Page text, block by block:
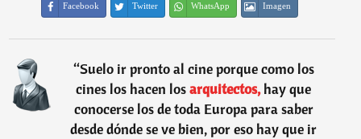
Facebook Twitter WhatsApp Imagen
“Suelo ir pronto al cine porque como los
cines los hacen losarquitectos,hay que
conocerse los de toda Europa para saber
desde dónde se ve bien, por eso hay que ir